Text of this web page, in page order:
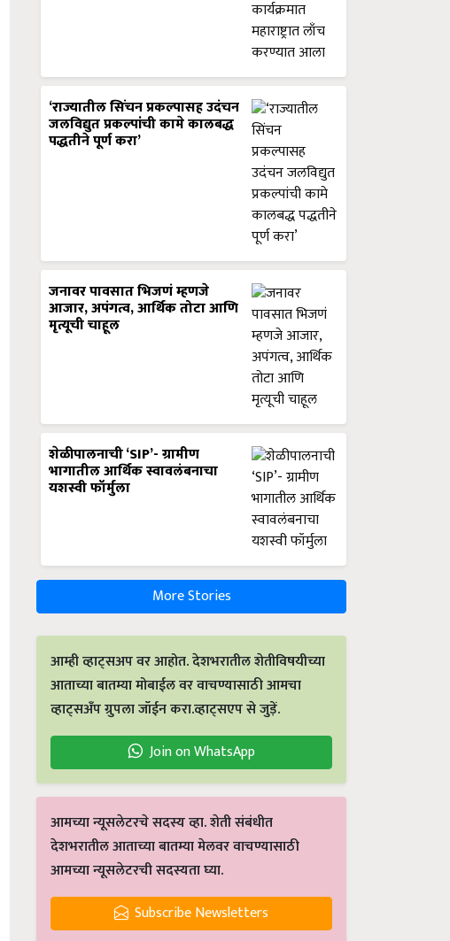
‘राज्यातील सिंचन प्रकल्पासह उदंचन
जलविद्युत प्रकल्पांची कामे कालबद्ध
पद्धतीने पूर्ण करा’
जनावर पावसात भिजणं म्हणजे
आजार, अपंगत्व, आर्थिक तोटा आणि
मृत्यूची चाहूल
शेळीपालनाची ‘SIP’- ग्रामीण
भागातील आर्थिक स्वावलंबनाचा
यशस्वी फॉर्मुला
More Stories
आम्ही व्हाट्सअप वर आहोत. देशभरातील शेतीविषयीच्या
आताच्या बातम्या मोबाईल वर वाचण्यासाठी आमचा
व्हाट्सअँप ग्रुपला जॉईन करा.व्हाट्सएप से जुड़ें.
Join on WhatsApp
आमच्या न्यूसलेटरचे सदस्य व्हा. शेती संबंधीत
देशभरातील आताच्या बातम्या मेलवर वाचण्यासाठी
आमच्या न्यूसलेटरची सदस्यता घ्या.
Subscribe Newsletters